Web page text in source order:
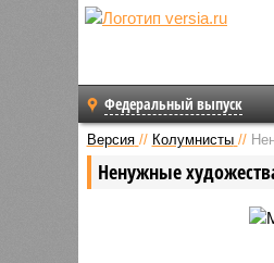
Федеральный выпуск
Версия // Колумнисты //
Ненужные